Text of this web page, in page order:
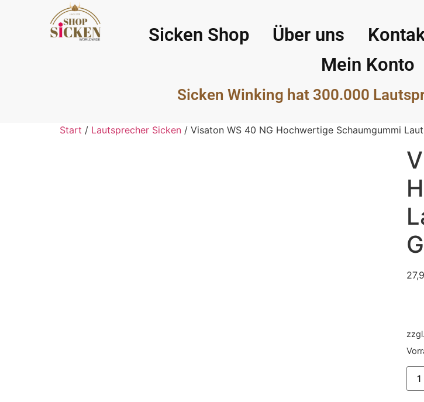
Sicken Shop Über uns
Mein Konto
Sicken Winking hat 300.000
Start / Lautsprecher Sicken / Visaton WS 40 NG Hochwertige Schaumgummi
zzgl.